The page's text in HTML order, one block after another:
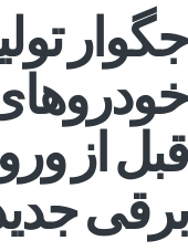
جگوار
قبل از
برقی